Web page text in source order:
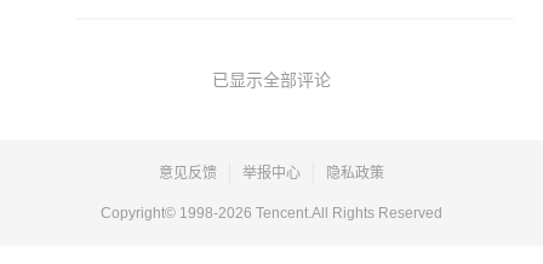
已显示全部评论
意见反馈 举报中心 隐私政策
Copyright© 1998-2026 Tencent.All Rights Reserved